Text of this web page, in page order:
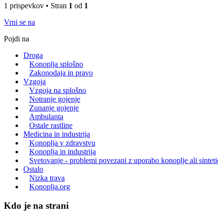
1 prispevkov • Stran 1 od 1
Vrni se na
Pojdi na
Droga
Konoplja splošno
Zakonodaja in pravo
Vzgoja
Vzgoja na splošno
Notranje gojenje
Zunanje gojenje
Ambulanta
Ostale rastline
Medicina in industrija
Konoplja v zdravstvu
Konoplja in industrija
Svetovanje - problemi povezani z uporabo konoplje ali
Ostalo
Nizka trava
Konoplja.org
Kdo je na strani